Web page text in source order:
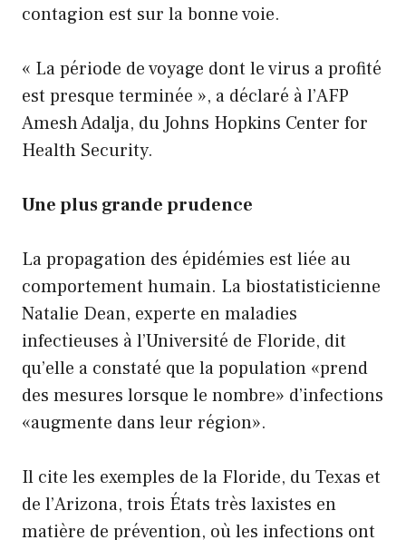
contagion est sur la bonne voie.
« La période de voyage dont le virus a profité
est presque terminée », a déclaré à l’AFP
Amesh Adalja, du Johns Hopkins Center for
Health Security.
Une plus grande prudence
La propagation des épidémies est liée au
comportement humain. La biostatisticienne
Natalie Dean, experte en maladies
infectieuses à l’Université de Floride, dit
qu’elle a constaté que la population «prend
des mesures lorsque le nombre» d’infections
«augmente dans leur région».
Il cite les exemples de la Floride, du Texas et
de l’Arizona, trois États très laxistes en
matière de prévention, où les infections ont